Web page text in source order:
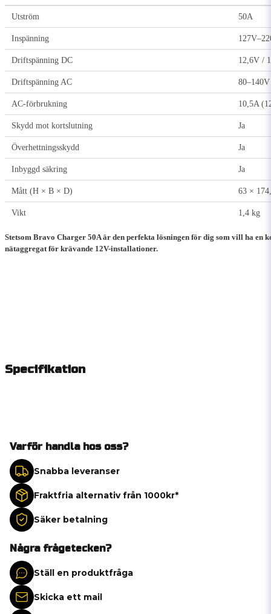
Utström 50A
Inspänning
Driftspänning DC 12,6V /
Driftspänning AC
AC-förbrukning 10,5A
Skydd mot kortslutning Ja
Överhettningsskydd Ja
Inbyggd säkring Ja
Mått (H × B × D) 63 ×
Vikt 1,4 kg
Stetsom Bravo Charger 50A är den perfekta lösningen för dig som vill ha
nätaggregat för krävande 12V-installationer.
Specifikation
Varför handla hos oss?
Snabba leveranser
Fraktfria alternativ från 1000kr*
Säker betalning
Några frågetecken?
Ställ en produktfråga
Skicka ett mail